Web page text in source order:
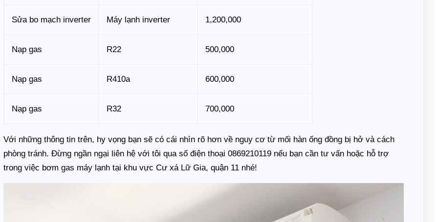
Sửa bo mạch inverter Máy lạnh inverter 1,200,000
Nạp gas R22 500,000
Nạp gas R410a 600,000
Nạp gas R32 700,000
Với những thông tin trên, hy vọng bạn sẽ có cái nhìn rõ hơn về nguy cơ từ mối hàn ống đồng bị hở và cách
phòng tránh. Đừng ngần ngại liên hệ với tôi qua số điện thoại 0869210119 nếu bạn cần tư vấn hoặc hỗ trợ
trong việc bơm gas máy lạnh tại khu vực Cư xá Lữ Gia, quận 11 nhé!